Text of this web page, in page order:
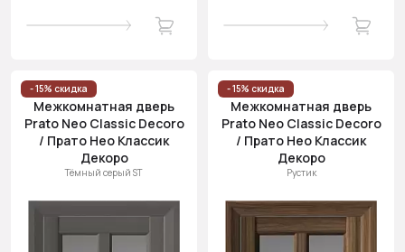
- 15% скидка
Межкомнатная дверь
Prato Neo Classic Decoro
/ Прато Нео Классик
Декоро
Тёмный серый ST
- 15% скидка
Межкомнатная дверь
Prato Neo Classic Decoro
/ Прато Нео Классик
Декоро
Рустик